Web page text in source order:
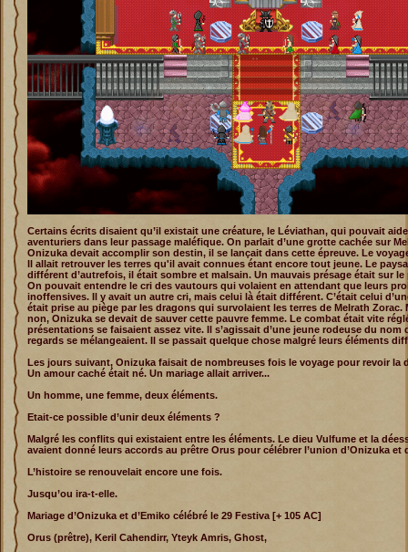
Certains écrits disaient qu’il existait une créature, le Léviathan, qui pouvait
aventuriers dans leur passage maléfique. On parlait d’une grotte cachée sur
Onizuka devait accomplir son destin, il se lançait dans cette épreuve. Le
Il allait retrouver les terres qu'il avait connues étant encore tout jeune. Le
différent d’autrefois, il était sombre et malsain. Un mauvais présage était sur le
On pouvait entendre le cri des vautours qui volaient en attendant que leurs
inoffensives. Il y avait un autre cri, mais celui là était différent. C’était celui
était prise au piège par les dragons qui survolaient les terres de Melrath Zorac.
non, Onizuka se devait de sauver cette pauvre femme. Le combat était vite
présentations se faisaient assez vite. Il s’agissait d’une jeune rodeuse du nom
regards se mélangeaient. Il se passait quelque chose malgré leurs éléments
Les jours suivant, Onizuka faisait de nombreuses fois le voyage pour revoir la
Un amour caché était né. Un mariage allait arriver...
Un homme, une femme, deux éléments.
Etait-ce possible d’unir deux éléments ?
Malgré les conflits qui existaient entre les éléments. Le dieu Vulfume et la
avaient donné leurs accords au prêtre Orus pour célébrer l’union d’Onizuka et
L’histoire se renouvelait encore une fois.
Jusqu’ou ira-t-elle.
Mariage d’Onizuka et d’Emiko célébré le 29 Festiva [+ 105 AC]
Orus (prêtre), Keril Cahendirr, Yteyk Amris, Ghost,